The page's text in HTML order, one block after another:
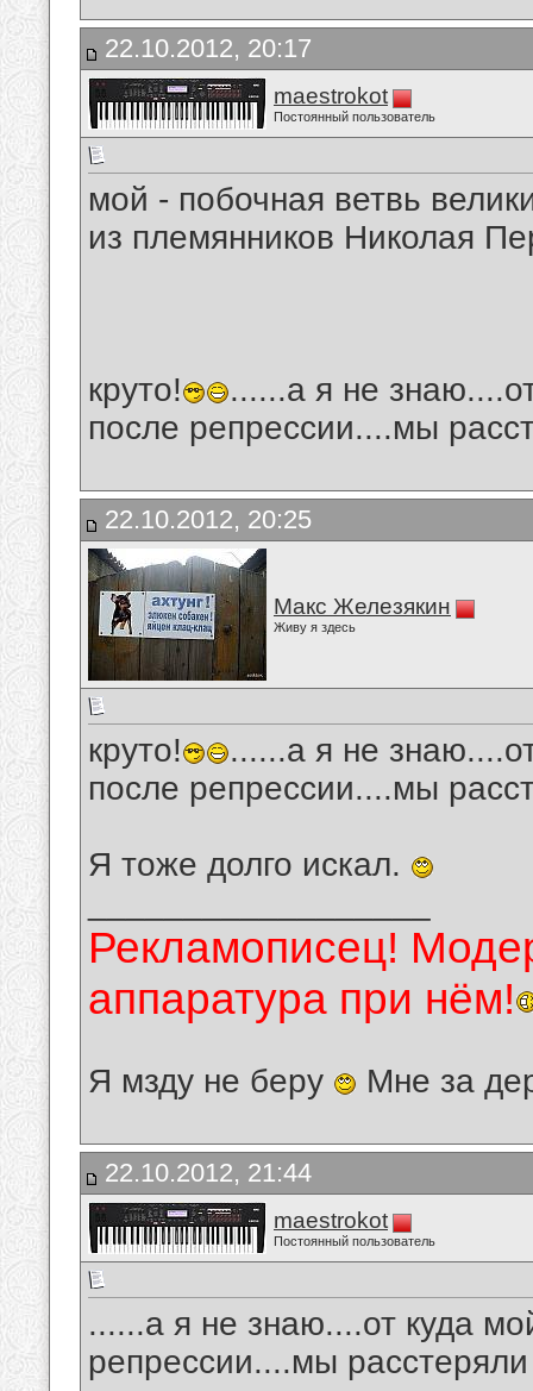
22.10.2012, 20:17
maestrokot
Постоянный пользователь
мой - побочная ветвь
из племянников Николая
круто!
......а я не
после репрессии....мы
22.10.2012, 20:25
Макс Железякин
Живу я здесь
круто!
......а я не
после репрессии....мы
Я тоже долго искал.
Рекламописец!
аппаратура при нём!
Я мзду не беру Мне за
22.10.2012, 21:44
maestrokot
Постоянный пользователь
......а я не знаю....от куда
репрессии....мы